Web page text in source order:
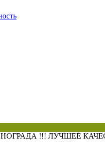
!!! ЛУЧШЕЕ